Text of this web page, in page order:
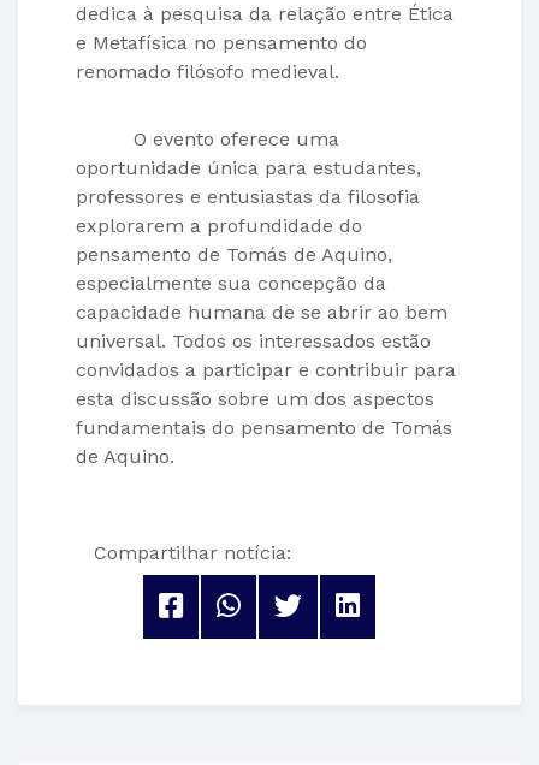
dedica à pesquisa da relação entre Ética
e Metafísica no pensamento do
renomado filósofo medieval.
O evento oferece uma
oportunidade única para estudantes,
professores e entusiastas da filosofia
explorarem a profundidade do
pensamento de Tomás de Aquino,
especialmente sua concepção da
capacidade humana de se abrir ao bem
universal. Todos os interessados estão
convidados a participar e contribuir para
esta discussão sobre um dos aspectos
fundamentais do pensamento de Tomás
de Aquino.
Compartilhar notícia: